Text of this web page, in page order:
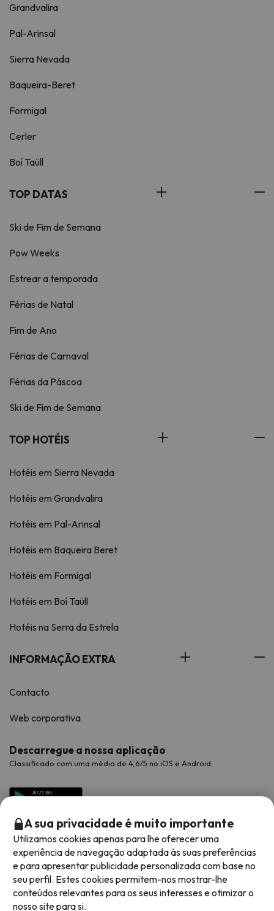
Grandvalira
Pal-Arinsal
Sierra Nevada
Baqueira-Beret
Formigal
Cerler
Boí Taüll
TOP DATAS
Ski de Fim de Semana
Pow Weeks
Estrear a temporada
Férias de Natal
Fim de Ano
Férias de Carnaval
Férias da Páscoa
Ski de Fim de Semana
TOP HOTÉIS
Hotéis em Sierra Nevada
Hotéis em Grandvalira
Hotéis em Pal-Arinsal
Hotéis em Baqueira Beret
Hotéis em Formigal
Hotéis em Boí Taüll
Hotéis na Serra da Estrela
INFORMAÇÃO EXTRA
Contacto
Web corporativa
Descarregue a nossa aplicação
Classificado com uma média de 4,6/5 no iOS e Android.
Métodos de pagamento disponíveis
A sua privacidade é muito importante
Utilizamos cookies apenas para lhe oferecer uma
experiência de navegação adaptada às suas preferências
e para apresentar publicidade personalizada com base no
seu perfil. Estes cookies permitem-nos mostrar-lhe
conteúdos relevantes para os seus interesses e otimizar o
nosso site para si.